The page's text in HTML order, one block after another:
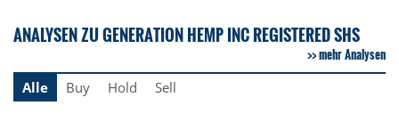
ANALYSEN ZU GENERATION HEMP INC REGISTERED SHS
mehr Analysen
Alle
Buy Hold Sell